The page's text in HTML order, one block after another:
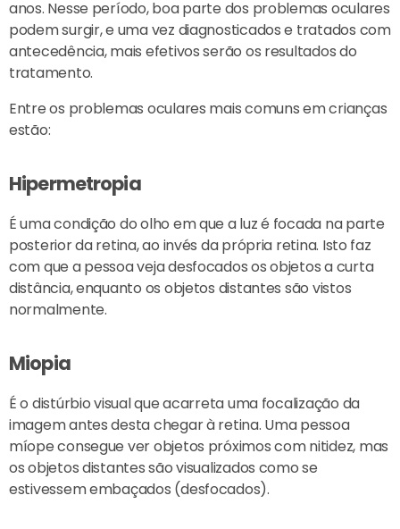
anos. Nesse período, boa parte dos problemas oculares
podem surgir, e uma vez diagnosticados e tratados com
antecedência, mais efetivos serão os resultados do
tratamento.
Entre os problemas oculares mais comuns em crianças
estão:
Hipermetropia
É uma condição do olho em que a luz é focada na parte
posterior da retina, ao invés da própria retina. Isto faz
com que a pessoa veja desfocados os objetos a curta
distância, enquanto os objetos distantes são vistos
normalmente.
Miopia
É o distúrbio visual que acarreta uma focalização da
imagem antes desta chegar à retina. Uma pessoa
míope consegue ver objetos próximos com nitidez, mas
os objetos distantes são visualizados como se
estivessem embaçados (desfocados).